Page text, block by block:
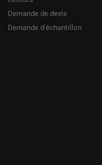
Demande de devis
Demande d'échantillon